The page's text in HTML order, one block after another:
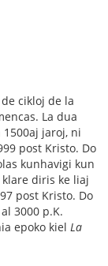
cikloj de la
La dua
jaroj, ni
post Kristo. Do
kunhavigi kun
diris ke liaj
post Kristo. Do
3000 p.K.
epoko kiel La